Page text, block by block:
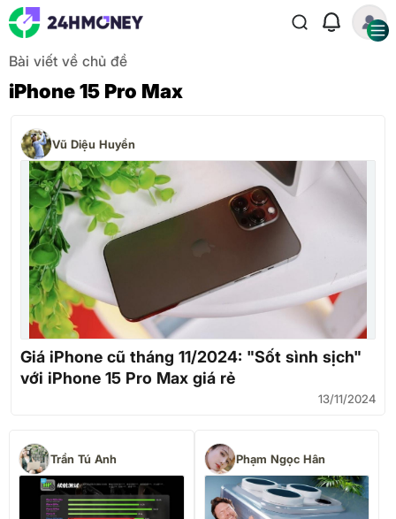
Bài viết về chủ đề
iPhone 15 Pro Max
Vũ Diệu Huyền
Giá iPhone cũ tháng 11/2024: "Sốt sình sịch"
với iPhone 15 Pro Max giá rẻ
13/11/2024
Trần Tú Anh Phạm Ngọc Hân